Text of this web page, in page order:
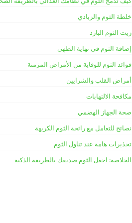
خلطة الثوم والزبادي
زيت الثوم البارد
إضافة الثوم في نهاية الطهي
فوائد الثوم للوقاية من الأمراض المزمنة
أمراض القلب والشرايين
مكافحة الالتهابات
صحة الجهاز الهضمي
نصائح للتعامل مع رائحة الثوم الكريهة
تحذيرات هامة عند تناول الثوم
الخلاصة: اجعل الثوم صديقك بالطريقة الذكية